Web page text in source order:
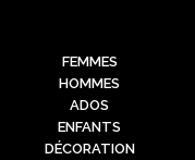
FEMMES
HOMMES
ADOS
ENFANTS
DÉCORATION